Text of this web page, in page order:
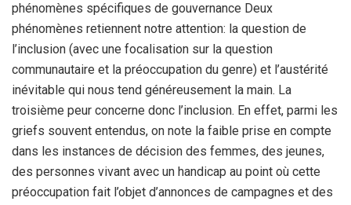
phénomènes spécifiques de gouvernance Deux
phénomènes retiennent notre attention: la question de
l’inclusion (avec une focalisation sur la question
communautaire et la préoccupation du genre) et l’austérité
inévitable qui nous tend généreusement la main. La
troisième peur concerne donc l’inclusion. En effet, parmi les
griefs souvent entendus, on note la faible prise en compte
dans les instances de décision des femmes, des jeunes,
des personnes vivant avec un handicap au point où cette
préoccupation fait l’objet d’annonces de campagnes et des